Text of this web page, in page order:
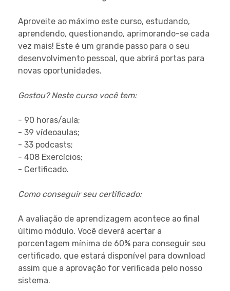
Aproveite ao máximo este curso, estudando,
aprendendo, questionando, aprimorando-se cada
vez mais! Este é um grande passo para o seu
desenvolvimento pessoal, que abrirá portas para
novas oportunidades.
Gostou? Neste curso você tem:
- 90 horas/aula;
- 39 vídeoaulas;
- 33 podcasts;
- 408 Exercícios;
- Certificado.
Como conseguir seu certificado:
A avaliação de aprendizagem acontece ao final
último módulo. Você deverá acertar a
porcentagem mínima de 60% para conseguir seu
certificado, que estará disponível para download
assim que a aprovação for verificada pelo nosso
sistema.